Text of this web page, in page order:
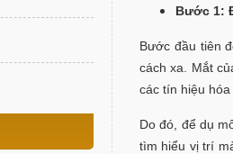
Bước 1:
Bước đầu tiên
cách xa. Mắt
các tín hiệu
Do đó, để dụ
tìm hiểu vị trí